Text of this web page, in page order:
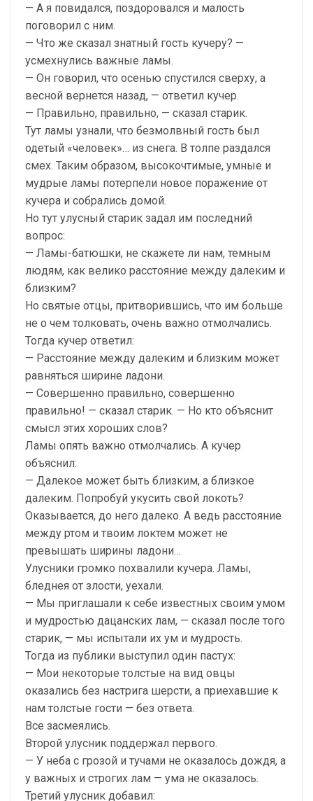
— А я повидался, поздоровался и малость
поговорил с ним.
— Что же сказал знатный гость кучеру? —
усмехнулись важные ламы.
— Он говорил, что осенью спустился сверху, а
весной вернется назад, — ответил кучер.
— Правильно, правильно, — сказал старик.
Тут ламы узнали, что безмолвный гость был
одетый «человек»… из снега. В толпе раздался
смех. Таким образом, высокочтимые, умные и
мудрые ламы потерпели новое поражение от
кучера и собрались домой.
Но тут улусный старик задал им последний
вопрос:
— Ламы-батюшки, не скажете ли нам, темным
людям, как велико расстояние между далеким и
близким?
Но святые отцы, притворившись, что им больше
не о чем толковать, очень важно отмолчались.
Тогда кучер ответил:
— Расстояние между далеким и близким может
равняться ширине ладони.
— Совершенно правильно, совершенно
правильно! — сказал старик. — Но кто объяснит
смысл этих хороших слов?
Ламы опять важно отмолчались. А кучер
объяснил:
— Далекое может быть близким, а близкое
далеким. Попробуй укусить свой локоть?
Оказывается, до него далеко. А ведь расстояние
между ртом и твоим локтем может не
превышать ширины ладони…
Улусники громко похвалили кучера. Ламы,
бледнея от злости, уехали.
— Мы приглашали к себе известных своим умом
и мудростью дацанских лам, — сказал после того
старик, — мы испытали их ум и мудрость.
Тогда из публики выступил один пастух:
— Мои некоторые толстые на вид овцы
оказались без настрига шерсти, а приехавшие к
нам толстые гости — без ответа.
Все засмеялись.
Второй улусник поддержал первого.
— У неба с грозой и тучами не оказалось дождя, а
у важных и строгих лам — ума не оказалось.
Третий улусник добавил: